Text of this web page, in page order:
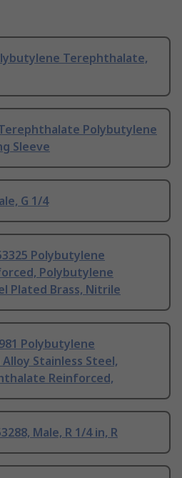
Terephthalate,
Polybutylene
Sleeve
G 1/4
Polybutylene
Polybutylene
Plated Brass, Nitrile
Polybutylene
Stainless Steel,
Reinforced,
Male, R 1/4 in, R